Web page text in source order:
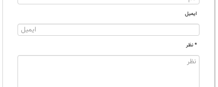
ایمیل
* نظر